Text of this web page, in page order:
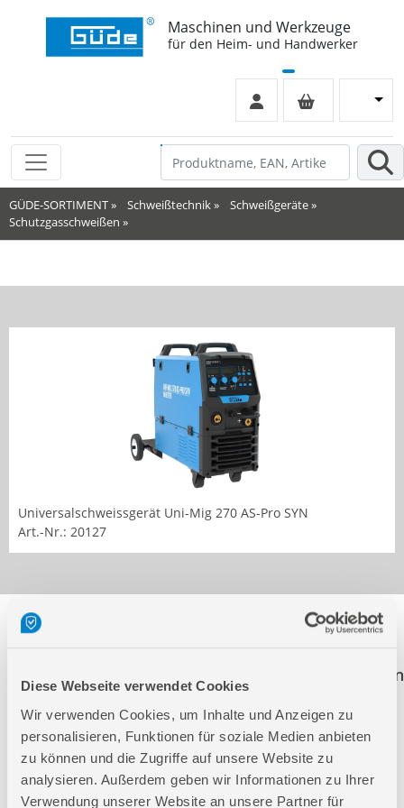
Diese Webseite verwendet Cookies
Wir verwenden Cookies, um Inhalte und Anzeigen zu
personalisieren, Funktionen für soziale Medien anbieten
zu können und die Zugriffe auf unsere Website zu
analysieren. Außerdem geben wir Informationen zu Ihrer
Verwendung unserer Website an unsere Partner für
Maschinen und Werkzeuge
für den Heim- und Handwerker
GÜDE-SORTIMENT» Schweißtechnik» Schweißgeräte»
Schutzgasschweißen »
Universalschweissgerät Uni-Mig 270 AS-Pro SYN
Art.-Nr.: 20127
Folgende Artikel sind nicht mehr in unserem
Ersatzteilbestellung aufgeführt. Der Klick auf einen
Produktseite.
20036 SCHUTZGASSCHWEISSGERÄT MIG 175/ZW